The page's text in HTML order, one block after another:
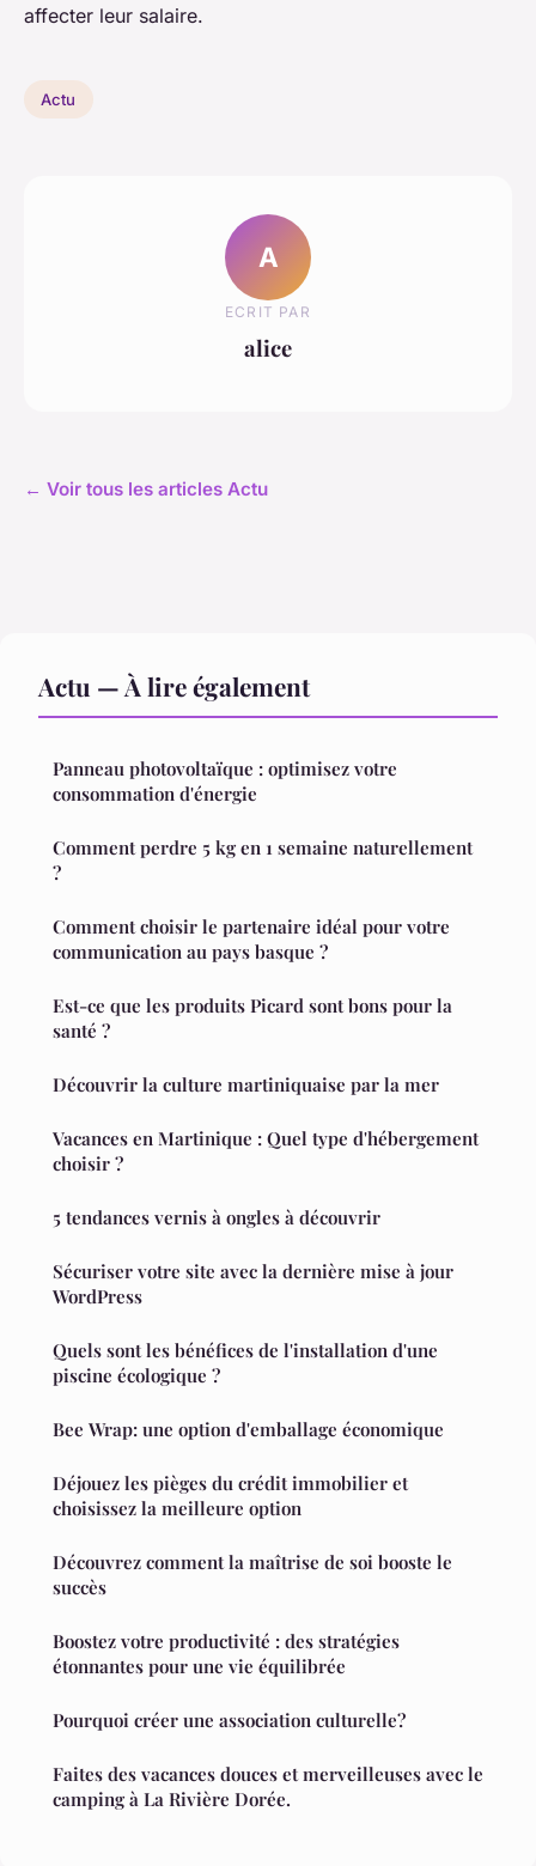
affecter leur salaire.
Actu
A
ECRIT PAR
alice
← Voir tous les articles Actu
Actu — À lire également
Panneau photovoltaïque : optimisez votre
consommation d'énergie
Comment perdre 5 kg en 1 semaine naturellement
?
Comment choisir le partenaire idéal pour votre
communication au pays basque ?
Est-ce que les produits Picard sont bons pour la
santé ?
Découvrir la culture martiniquaise par la mer
Vacances en Martinique : Quel type d'hébergement
choisir ?
5 tendances vernis à ongles à découvrir
Sécuriser votre site avec la dernière mise à jour
WordPress
Quels sont les bénéfices de l'installation d'une
piscine écologique ?
Bee Wrap: une option d'emballage économique
Déjouez les pièges du crédit immobilier et
choisissez la meilleure option
Découvrez comment la maîtrise de soi booste le
succès
Boostez votre productivité : des stratégies
étonnantes pour une vie équilibrée
Pourquoi créer une association culturelle?
Faites des vacances douces et merveilleuses avec le
camping à La Rivière Dorée.